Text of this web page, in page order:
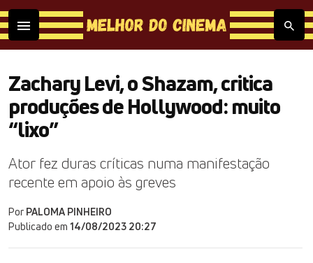
Zachary Levi, o Shazam, critica
produções de Hollywood: muito
“lixo”
Ator fez duras críticas numa manifestação
recente em apoio às greves
Por PALOMA PINHEIRO
Publicado em 14/08/2023 20:27